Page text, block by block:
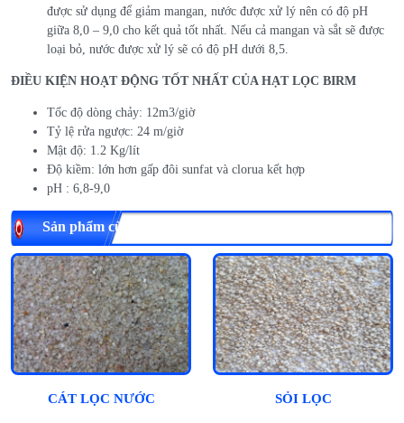
được sử dụng để giảm mangan, nước được xử lý nên có độ pH
giữa 8,0 – 9,0 cho kết quả tốt nhất. Nếu cả mangan và sắt sẽ được
loại bỏ, nước được xử lý sẽ có độ pH dưới 8,5.
ĐIỀU KIỆN HOẠT ĐỘNG TỐT NHẤT CỦA HẠT LỌC BIRM
Tốc độ dòng chảy: 12m3/giờ
Tỷ lệ rửa ngược: 24 m/giờ
Mật độ: 1.2 Kg/lít
Độ kiềm: lớn hơn gấp đôi sunfat và clorua kết hợp
pH : 6,8-9,0
Sản phẩm cùng loại
CÁT LỌC NƯỚC SỎI LỌC